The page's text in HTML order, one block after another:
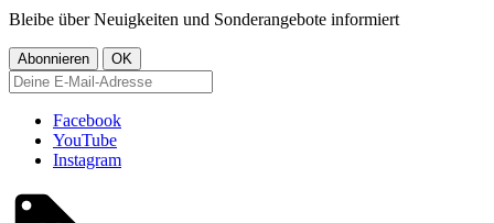
Bleibe über Neuigkeiten und Sonderangebote informiert
Facebook
YouTube
Instagram